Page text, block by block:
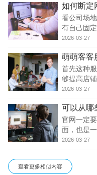
的技术支
运
如何断定
看公司场
有自己固
也要看一
禁止和一
烦。
2026-03-27
萌萌客客
首先这种
够提高店
包公司有
通技巧能
客
2026-03-27
官网一定
面，也是
服务，所
是不是和
好
2026-03-27
查看更多相似内容